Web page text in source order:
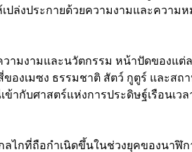
ปล่งประกายด้วยความงามและความ
ามงามและนวัตกรรม หน้าปัดของแต่ล
งเมซง ธรรมชาติ สัตว์ กูตูร์ และสถ
กับศาสตร์แห่งการประดิษฐ์เรือนเวล
ลไกที่ถือกำเนิดขึ้นในช่วงยุคของนาฬิ